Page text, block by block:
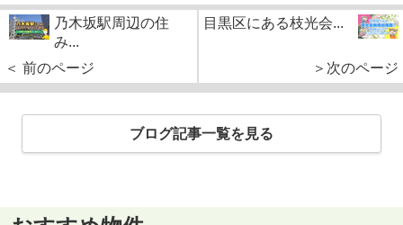
乃木坂駅周辺の住
み...
＜ 前のページ
目黒区にある枝光会...
＞次のページ
ブログ記事一覧を見る